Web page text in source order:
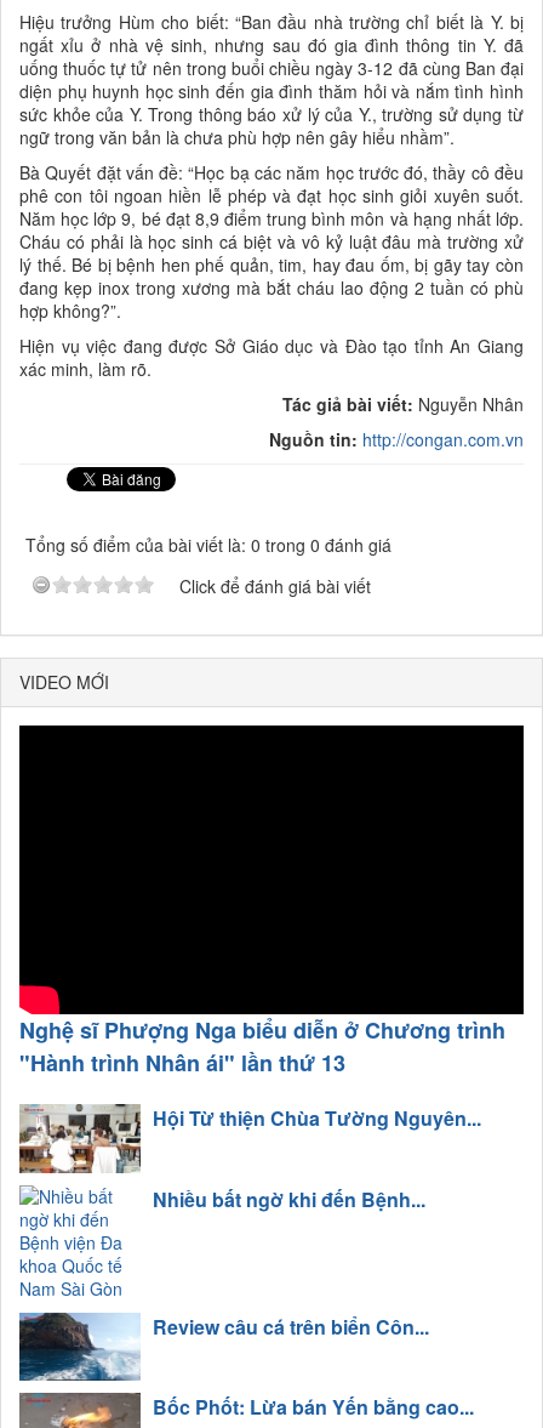
Hiệu trưởng Hùm cho biết: “Ban đầu nhà trường chỉ biết là Y. bị
ngất xỉu ở nhà vệ sinh, nhưng sau đó gia đình thông tin Y. đã
uống thuốc tự tử nên trong buổi chiều ngày 3-12 đã cùng Ban đại
diện phụ huynh học sinh đến gia đình thăm hỏi và nắm tình hình
sức khỏe của Y. Trong thông báo xử lý của Y., trường sử dụng từ
ngữ trong văn bản là chưa phù hợp nên gây hiểu nhầm”.
Bà Quyết đặt vấn đề: “Học bạ các năm học trước đó, thầy cô đều
phê con tôi ngoan hiền lễ phép và đạt học sinh giỏi xuyên suốt.
Năm học lớp 9, bé đạt 8,9 điểm trung bình môn và hạng nhất lớp.
Cháu có phải là học sinh cá biệt và vô kỷ luật đâu mà trường xử
lý thế. Bé bị bệnh hen phế quản, tim, hay đau ốm, bị gãy tay còn
đang kẹp inox trong xương mà bắt cháu lao động 2 tuần có phù
hợp không?”.
Hiện vụ việc đang được Sở Giáo dục và Đào tạo tỉnh An Giang
xác minh, làm rõ.
Tác giả bài viết: Nguyễn Nhân
Nguồn tin: http://congan.com.vn
Tổng số điểm của bài viết là: 0 trong 0 đánh giá
Click để đánh giá bài viết
VIDEO MỚI
Nghệ sĩ Phượng Nga biểu diễn ở Chương trình
"Hành trình Nhân ái" lần thứ 13
Hội Từ thiện Chùa Tường Nguyên...
Nhiều bất ngờ khi đến Bệnh...
Review câu cá trên biển Côn...
Bốc Phốt: Lừa bán Yến bằng cao...